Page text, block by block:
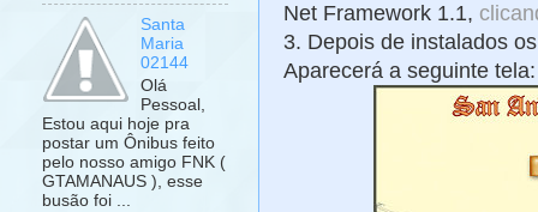
Net Framework 1.1,
3. Depois de instalados
Aparecerá a seguinte tela:
Santa
Maria
02144
Olá
Pessoal,
Estou aqui hoje pra
postar um Ônibus feito
pelo nosso amigo FNK (
GTAMANAUS ), esse
busão foi ...